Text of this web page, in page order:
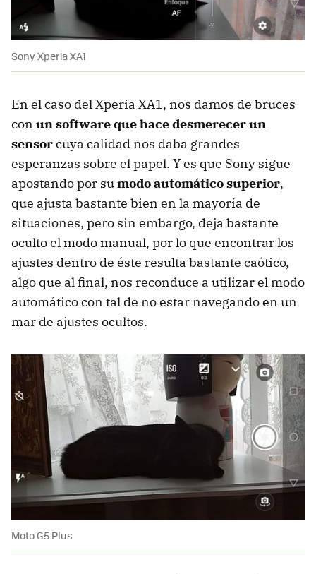
Sony Xperia XA1
En el caso del Xperia XA1, nos damos de bruces
con un software que hace desmerecer un
sensorcuya calidad nos daba grandes
esperanzas sobre el papel. Y es que Sony sigue
apostando por sumodo automático superior,
que ajusta bastante bien en la mayoría de
situaciones, pero sin embargo, deja bastante
oculto el modo manual, por lo que encontrar los
ajustes dentro de éste resulta bastante caótico,
algo que al final, nos reconduce a utilizar el modo
automático con tal de no estar navegando en un
mar de ajustes ocultos.
Moto G5 Plus